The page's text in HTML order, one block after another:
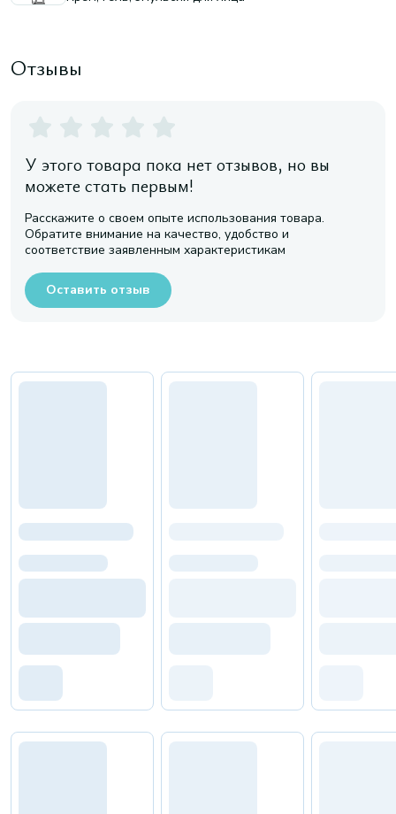
Отзывы
У этого товара пока нет отзывов, но вы
можете стать первым!
Расскажите о своем опыте использования товара.
Обратите внимание на качество, удобство и
соответствие заявленным характеристикам
Оставить отзыв